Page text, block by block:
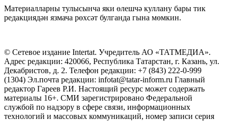
Материалларны тулысынча яки өлешчә куллану бары тик
редакциядән язмача рөхсәт булганда гына мөмкин.
© Сетевое издание Intertat. Учредитель АО «ТАТМЕДИА».
Адрес редакции: 420066, Республика Татарстан, г. Казань, ул.
Декабристов, д. 2. Телефон редакции: +7 (843) 222-0-999
(1304) Эл.почта редакции: infotat@tatar-inform.ru Главный
редактор Гареев Р.И. Настоящий ресурс может содержать
материалы 16+. СМИ зарегистрировано Федеральной
службой по надзору в сфере связи, информационных
технологий и массовых коммуникаций, номер записи серия